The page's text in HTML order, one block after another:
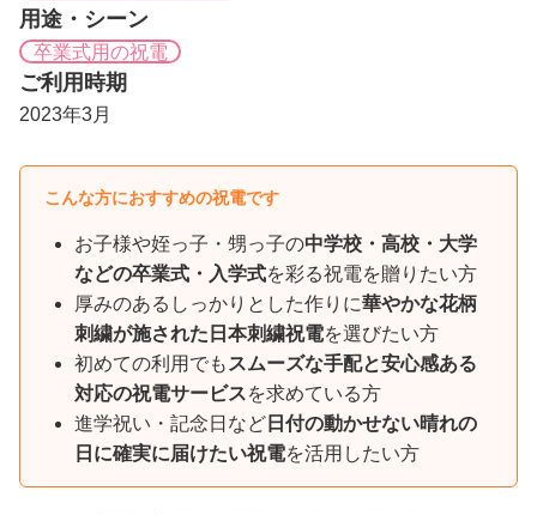
用途・シーン
卒業式用の祝電
ご利用時期
2023年3月
こんな方におすすめの祝電です
お子様や姪っ子・甥っ子の中学校・高校・大学
などの卒業式・入学式を彩る祝電を贈りたい方
厚みのあるしっかりとした作りに華やかな花柄
刺繍が施された日本刺繍祝電を選びたい方
初めての利用でも スムーズな手配と安心感ある
対応の祝電サービスを求めている方
進学祝い・記念日など 日付の動かせない晴れの
日に確実に届けたい祝電を活用したい方